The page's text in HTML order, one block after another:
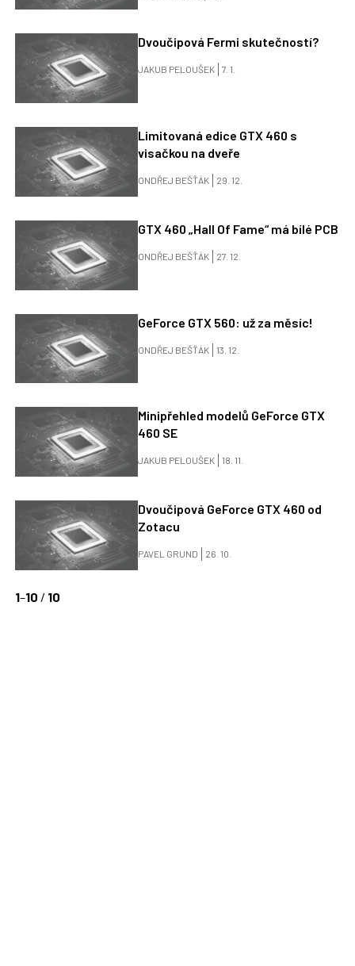
Dvoučipová Fermi skutečností?
JAKUB PELOUŠEK 7. 1.
Limitovaná edice GTX 460 s
visačkou na dveře
ONDŘEJ BEŠŤÁK 29. 12.
GTX 460 „Hall Of Fame“ má bílé PCB
ONDŘEJ BEŠŤÁK 27. 12.
GeForce GTX 560: už za měsíc!
ONDŘEJ BEŠŤÁK 13. 12.
Minipřehled modelů GeForce GTX
460 SE
JAKUB PELOUŠEK 18. 11.
Dvoučipová GeForce GTX 460 od
Zotacu
PAVEL GRUND 26. 10.
1–10 / 10